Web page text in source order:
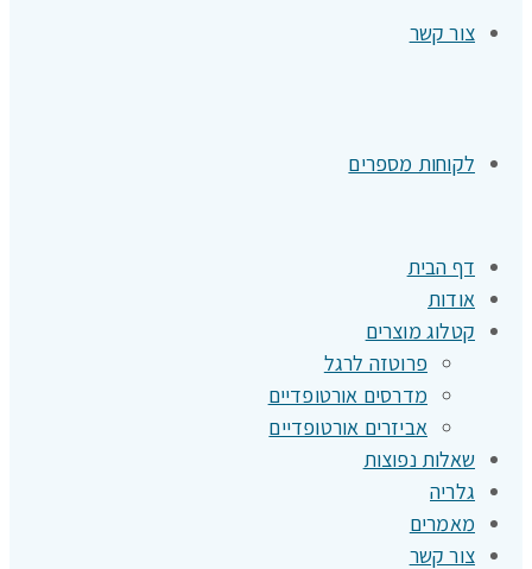
צור קשר
לקוחות מספרים
דף הבית
אודות
קטלוג מוצרים
פרוטזה לרגל
מדרסים אורטופדיים
אביזרים אורטופדיים
שאלות נפוצות
גלריה
מאמרים
צור קשר